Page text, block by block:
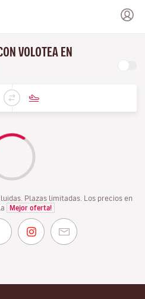
VOLOTEA EN
Plazas limitadas. Los precios en
Mejor oferta!